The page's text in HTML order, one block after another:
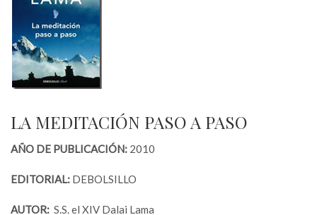
LA MEDITACIÓN PASO A PASO
AÑO DE PUBLICACIÓN: 2010
EDITORIAL: DEBOLSILLO
AUTOR: S.S. el XIV Dalai Lama